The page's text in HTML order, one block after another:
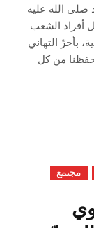
الله عليه
أفراد الشعب
بأحرّ التهاني
من كل
مجتمع